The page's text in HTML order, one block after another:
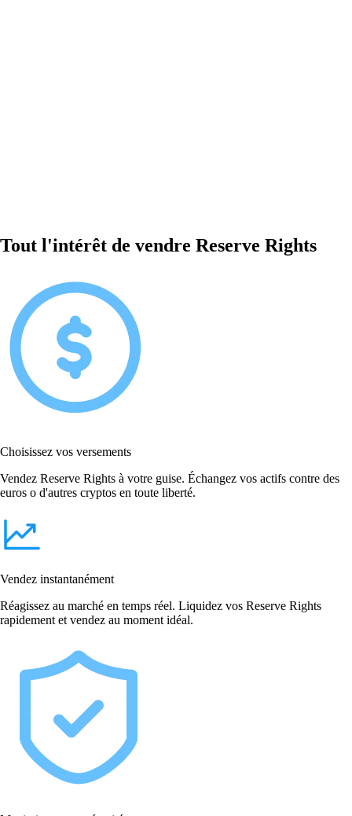
Tout l'intérêt de vendre Reserve Rights
Choisissez vos versements
Vendez Reserve Rights à votre guise. Échangez vos actifs contre des
euros o d'autres cryptos en toute liberté.
Vendez instantanément
Réagissez au marché en temps réel. Liquidez vos Reserve Rights
rapidement et vendez au moment idéal.